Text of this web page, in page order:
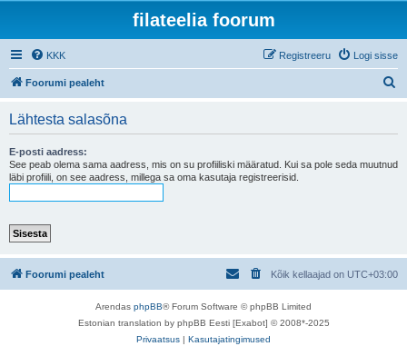
filateelia foorum
KKK Logi sisse
Registreeru
Foorumi pealeht
Lähtesta salasõna
E-posti aadress:
See peab olema sama aadress, mis on su profiiliski määratud. Kui sa pole seda muutnud
läbi profiili, on see aadress, millega sa oma kasutaja registreerisid.
Foorumi pealeht Kõik kellaajad on UTC+03:00
Arendas phpBB® Forum Software © phpBB Limited
Estonian translation by phpBB Eesti [Exabot] © 2008*-2025
Privaatsus | Kasutajatingimused